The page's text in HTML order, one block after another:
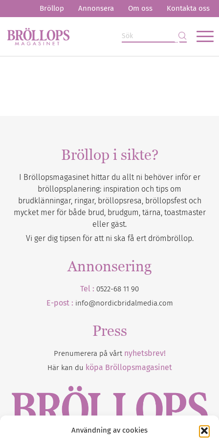
Användning av cookies
Bröllop Annonsera Om oss Kontakta oss
Bröllop i sikte?
I Bröllopsmagasinet hittar du allt ni behöver inför er
bröllopsplanering: inspiration och tips om
brudklänningar, ringar, bröllopsresa, bröllopsfest och
mycket mer för både brud, brudgum, tärna, toastmaster
eller gäst.
Vi ger dig tipsen för att ni ska få ert drömbröllop.
Annonsering
Tel : 0522-68 11 90
E-post : info@nordicbridalmedia.com
Press
Prenumerera på vårt nyhetsbrev!
Här kan du köpa Bröllopsmagasinet